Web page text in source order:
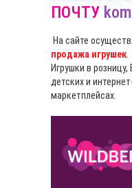
ПОЧТУ
На сайте
продажа игрушек
Игрушки в
детских и
маркетплейсах.